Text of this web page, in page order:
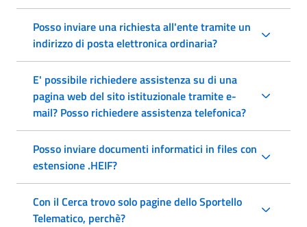
Posso inviare una richiesta all'ente tramite un
indirizzo di posta elettronica ordinaria?
E' possibile richiedere assistenza su di una
pagina web del sito istituzionale tramite e-
mail? Posso richiedere assistenza telefonica?
Posso inviare documenti informatici in files con
estensione .HEIF?
Con il Cerca trovo solo pagine dello Sportello
Telematico, perchè?